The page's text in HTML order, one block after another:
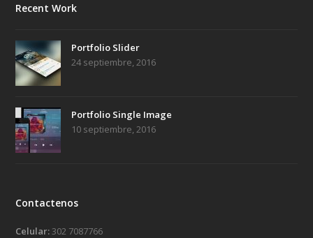
Recent Work
Portfolio Slider
24 septiembre, 2016
Portfolio Single Image
10 septiembre, 2016
Contactenos
Celular:302 7087766